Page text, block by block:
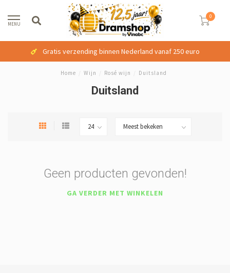
MENU
0
Gratis verzending binnen Nederland vanaf 250 euro
Home Wijn Rosé wijn Duitsland
Duitsland
Geen producten gevonden!
GA VERDER MET WINKELEN